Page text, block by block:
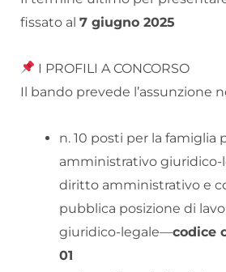
fissato al 7 giugno 2025
I PROFILI A CONCORSO
Il bando prevede l’assunzione
n. 10 posti per la famiglia
amministrativo
diritto amministrativo e
pubblica posizione di
giuridico-legale—codice
01